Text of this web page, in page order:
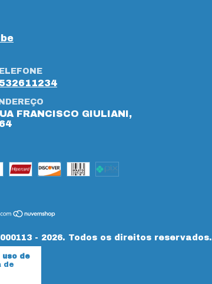
de
de
FRANCISCO GIULIANI,
- 2026. Todos os direitos reservados.